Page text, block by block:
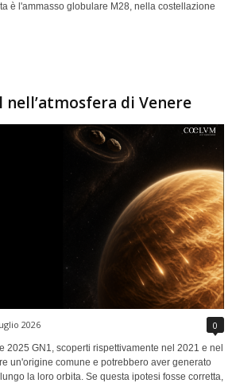
è l'ammasso globulare M28, nella costellazione
di Venere
2026 0
2025 GN1, scoperti rispettivamente nel 2021 e nel
un'origine comune e potrebbero aver generato
la loro orbita. Se questa ipotesi fosse corretta,